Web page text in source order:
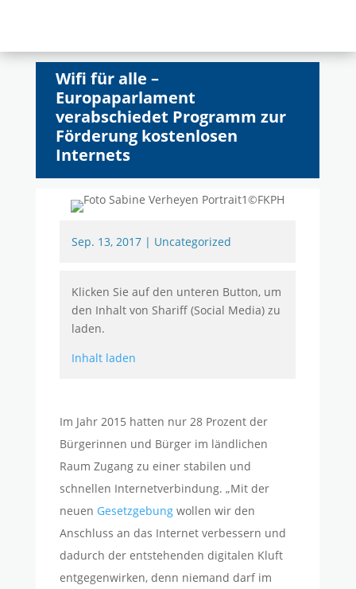
Wifi für alle –
Europaparlament
verabschiedet Programm zur
Förderung kostenlosen
Internets
Sep. 13, 2017| Uncategorized
Klicken Sie auf den unteren Button, um
den Inhalt von Shariff (Social Media) zu
laden.
Inhalt laden
Im Jahr 2015 hatten nur 28 Prozent der
Bürgerinnen und Bürger im ländlichen
Raum Zugang zu einer stabilen und
schnellen Internetverbindung. „Mit der
neuen Gesetzgebungwollen wir den
Anschluss an das Internet verbessern und
dadurch der entstehenden digitalen Kluft
entgegenwirken, denn niemand darf im